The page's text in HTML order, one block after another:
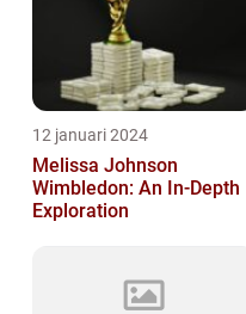
12 januari 2024
Melissa Johnson
Wimbledon: An In-Depth
Exploration